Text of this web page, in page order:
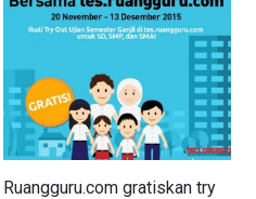
Ruangguru.com gratiskan try